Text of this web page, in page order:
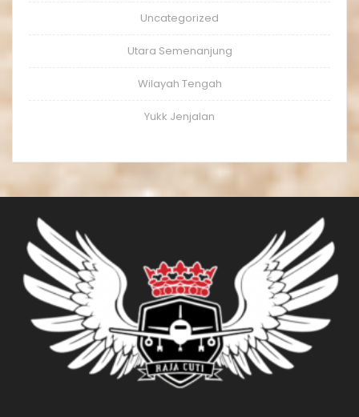
Uncategorized
Utara Semenanjung
Wilayah Tengah
Yukk Jenjalan